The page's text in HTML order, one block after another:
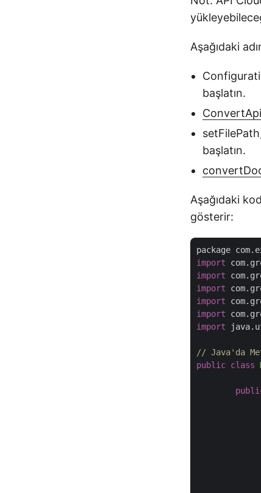
Aşağıdaki
başlatın.
ConvertApi
başlatın.
Aşağıdaki
gösterir:
import
import
import
import
import
import
// Java'da
public class